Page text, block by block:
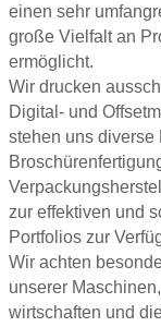
einen sehr
große Vielfalt an
ermöglicht.
Wir drucken
Digital- und
stehen uns
zur effektiven und
Portfolios zur
Wir achten
unserer
wirtschaften und